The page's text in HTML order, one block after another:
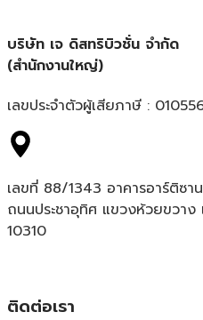
บริษัท เจ ดิสทริบิวชั่น จำกัด
(สำนักงานใหญ่)
เลขประจำตัวผู้เสียภาษี :
เลขที่ 88/1343 อาคารอาร์ติซ
ถนนประชาอุทิศ แขวงห้วยขวา
10310
ติดต่อเรา